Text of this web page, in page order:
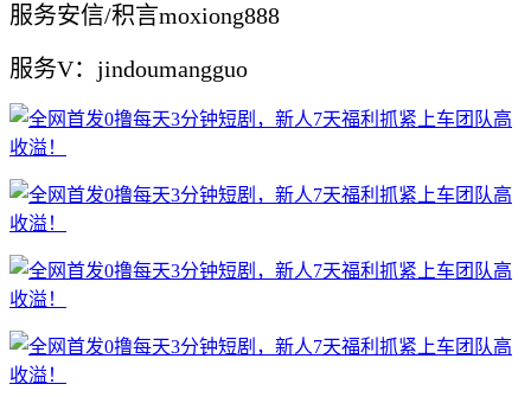
服务安信/积言moxiong888
服务V：jindoumangguo